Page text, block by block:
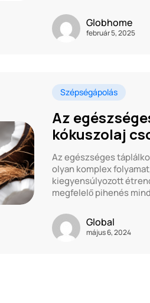
Globhome
február 5, 2025
Szépségápolás
Az
kókuszolaj
Az egészséges
olyan komplex
kiegyensúlyozott
megfelelő pihenés
Global
május 6, 2024